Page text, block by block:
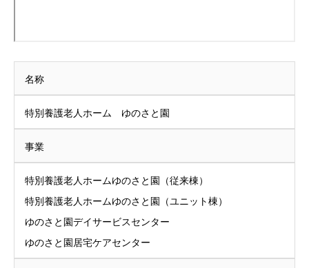
名称
特別養護老人ホーム ゆのさと園
事業
特別養護老人ホームゆのさと園（従来棟）
特別養護老人ホームゆのさと園（ユニット棟）
ゆのさと園デイサービスセンター
ゆのさと園居宅ケアセンター